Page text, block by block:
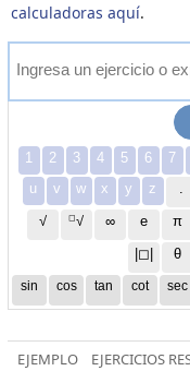
calculadoras aquí.
Ingresa un ejercicio o ex
1 2 3 4 5 6 7
u
v w x y z .
√ ◻√ ∞ e π
|◻| θ
sin cos tan cot sec
EJEMPLO EJERCICIOS